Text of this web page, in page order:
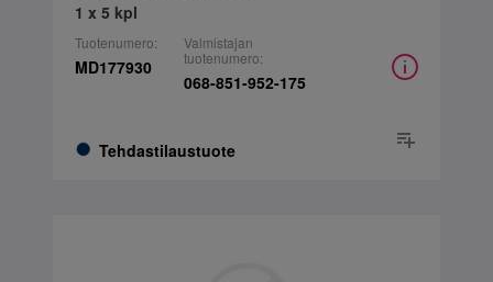
1 x 5 kpl
Tuotenumero:
MD177930
Tehdastilaustuote
Valmistajan
tuotenumero:
068-851-952-175